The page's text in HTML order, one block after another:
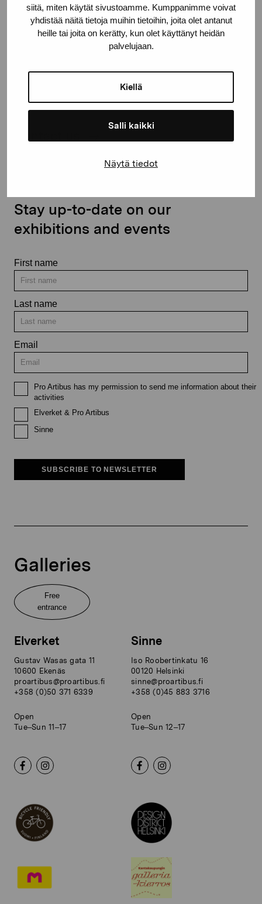
siitä, miten käytät sivustoamme. Kumppanimme voivat
yhdistää näitä tietoja muihin tietoihin, joita olet antanut
heille tai joita on kerätty, kun olet käyttänyt heidän
palvelujaan.
Kiellä
Salli kaikki
Näytä tiedot
Gustav Wasas gata 11
10600 Ekenäs
proartibus@proartibus.fi
Stay up-to-date on our
exhibitions and events
First name
Last name
Email
Pro Artibus has my permission to send me information about their
activities
Elverket & Pro Artibus
Sinne
SUBSCRIBE TO NEWSLETTER
Galleries
Free
entrance
Elverket
Gustav Wasas gata 11
10600 Ekenäs
proartibus@proartibus.fi
+358 (0)50 371 6339
Open
Tue–Sun 11–17
Sinne
Iso Roobertinkatu 16
00120 Helsinki
sinne@proartibus.fi
+358 (0)45 883 3716
Open
Tue–Sun 12–17